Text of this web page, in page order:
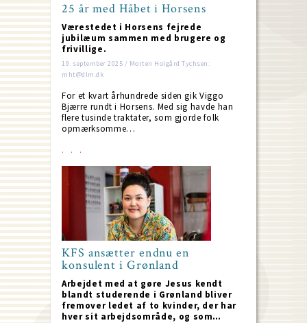
25 år med Håbet i Horsens
Værestedet i Horsens fejrede
jubilæum sammen med brugere og
frivillige.
19. september 2025 / Morten Holgård Tychsen:
mht@dlm.dk
For et kvart århundrede siden gik Viggo
Bjærre rundt i Horsens. Med sig havde han
flere tusinde traktater, som gjorde folk
opmærksomme…
KFS ansætter endnu en
konsulent i Grønland
Arbejdet med at gøre Jesus kendt
blandt studerende i Grønland bliver
fremover ledet af to kvinder, der har
hver sit arbejdsområde, og som…